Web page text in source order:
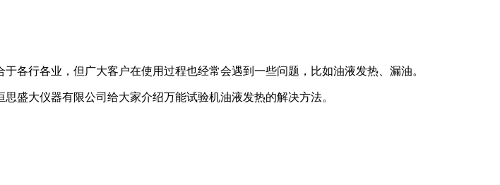
行各业，但广大客户在使用过程也经常会遇到一些问题，比如油液发热、漏油。
大仪器有限公司给大家介绍万能试验机油液发热的解决方法。